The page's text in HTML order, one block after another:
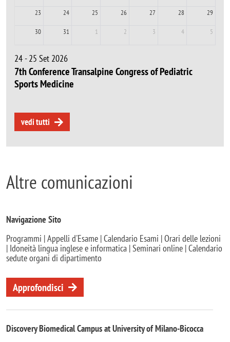
23 24 25 26 27 28 29
30 31 1 2 3 4 5
24 - 25 Set 2026
7th Conference Transalpine Congress of Pediatric
Sports Medicine
vedi tutti
Altre comunicazioni
Navigazione Sito
Programmi | Appelli d'Esame | Calendario Esami | Orari delle lezioni
| Idoneità lingua inglese e informatica | Seminari online | Calendario
sedute organi di dipartimento
Approfondisci
Discovery Biomedical Campus at University of Milano-Bicocca